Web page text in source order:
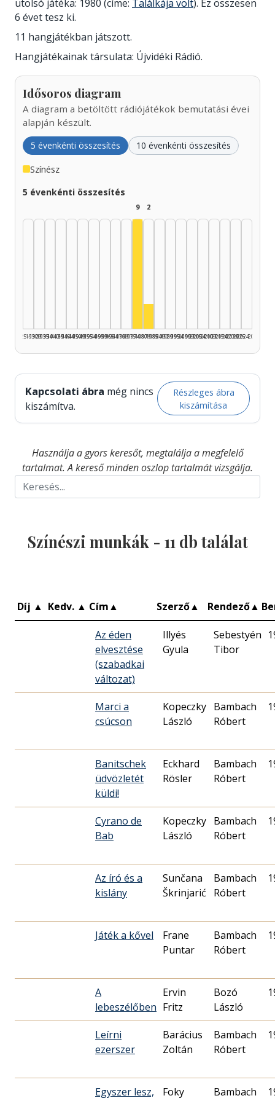
utolsó játéka: 1980 (címe: Találkája volt). Ez összesen
6 évet tesz ki.
11 hangjátékban játszott.
Hangjátékainak társulata: Újvidéki Rádió.
Idősoros diagram
A diagram a betöltött rádiójátékok bemutatási évei
alapján készült.
5 évenkénti összesítés 10 évenkénti összesítés
Színész
5 évenkénti összesítés
1925–1929
1930–1934
1935–1939
1940–1944
1945–1949
1950–1954
1955–1959
1960–1964
1965–1969
1970–1974
9
1975–1979
2
1980–1984
1985–1989
1990–1994
1995–1999
2000–2004
2005–2009
2010–2014
2015–2019
2020–2024
2025–2026
Kapcsolati ábra még nincs
kiszámítva.
Részleges ábra
kiszámítása
Használja a gyors keresőt, megtalálja a megfelelő
tartalmat. A kereső minden oszlop tartalmát vizsgálja.
Színészi munkák - 11 db találat
Díj ▲ Kedv. ▲ Cím▲ Szerző▲ Rendező▲
Az éden
elvesztése
(szabadkai
változat)
Illyés
Gyula
Sebestyén
Tibor
Marci a
csúcson
Kopeczky
László
Bambach
Róbert
Banitschek
üdvözletét
küldi!
Eckhard
Rösler
Bambach
Róbert
Cyrano de
Bab
Kopeczky
László
Bambach
Róbert
Az író és a
kislány
Sunčana
Škrinjarić
Bambach
Róbert
Játék a kővel
Frane
Puntar
Bambach
Róbert
A
lebeszélőben
Ervin
Fritz
Bozó
László
Leírni
ezerszer
Barácius
Zoltán
Bambach
Róbert
Egyszer lesz,
Foky
Bambach